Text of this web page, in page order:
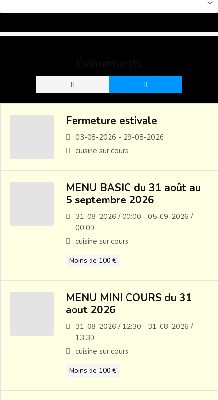
Fermeture estivale
03-08-2026 - 29-08-2026
cuisine sur cours
MENU BASIC du 31 août au
5 septembre 2026
31-08-2026 / 00:00 - 05-09-2026 /
00:00
cuisine sur cours
Moins de 100 €
MENU MINI COURS du 31
aout 2026
31-08-2026 / 12:30 - 31-08-2026 /
13:30
cuisine sur cours
Moins de 100 €